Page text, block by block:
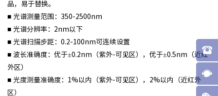
品，易于替换。
■ 光谱测量范围：350-2500nm
■ 光谱分辨率：2nm以下
■ 光谱扫描步距：0.2-100nm可连续设置
■ 波长准确度：优于±0.2nm（紫外-可见区），优于±0.5nm（近红
外区）
■ 光度测量准确度：1%以内（紫外-可见区），2%以内（近红外
区）